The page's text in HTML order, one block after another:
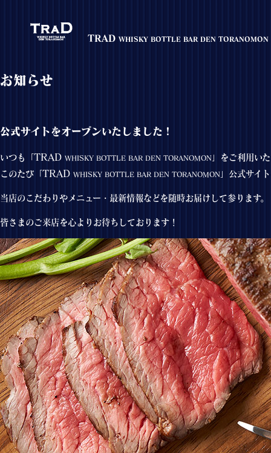
TRAD WHISKY BOTTLE BAR DEN TORANOMON
お知らせ
公式サイトをオープンいたしました！
いつも「TRAD WHISKY BOTTLE BAR DEN TORANOMON 」をご利用い
このたび「TRAD WHISKY BOTTLE BAR DEN TORANOMON 」公式サイ
当店のこだわりやメニュー・最新情報などを随時お届けして参ります。
皆さまのご来店を心よりお待ちしております！